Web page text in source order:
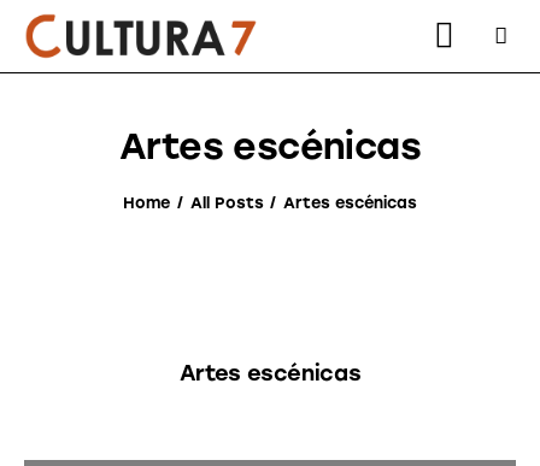
Artes escénicas
Home All Posts Artes escénicas
2
Artes escénicas